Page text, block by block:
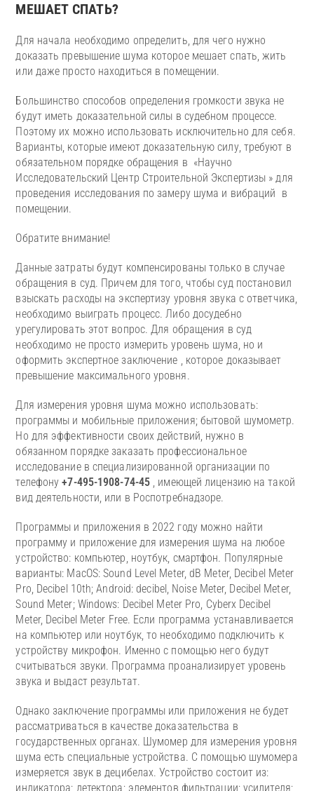
МЕШАЕТ СПАТЬ?
Для начала необходимо определить, для чего нужно
доказать превышение шума которое мешает спать, жить
или даже просто находиться в помещении.
Большинство способов определения громкости звука не
будут иметь доказательной силы в судебном процессе.
Поэтому их можно использовать исключительно для себя.
Варианты, которые имеют доказательную силу, требуют в
обязательном порядке обращения в «Научно
Исследовательский Центр Строительной Экспертизы » для
проведения исследования по замеру шума и вибраций в
помещении.
Обратите внимание!
Данные затраты будут компенсированы только в случае
обращения в суд. Причем для того, чтобы суд постановил
взыскать расходы на экспертизу уровня звука с ответчика,
необходимо выиграть процесс. Либо досудебно
урегулировать этот вопрос. Для обращения в суд
необходимо не просто измерить уровень шума, но и
оформить экспертное заключение , которое доказывает
превышение максимального уровня.
Для измерения уровня шума можно использовать:
программы и мобильные приложения; бытовой шумометр.
Но для эффективности своих действий, нужно в
обязанном порядке заказать профессиональное
исследование в специализированной организации по
телефону+7-495-1908-74-45 , имеющей лицензию на такой
вид деятельности, или в Роспотребнадзоре.
Программы и приложения в 2022 году можно найти
программу и приложение для измерения шума на любое
устройство: компьютер, ноутбук, смартфон. Популярные
варианты: MacOS: Sound Level Meter, dB Meter, Decibel Meter
Pro, Decibel 10th; Android: decibel, Noise Meter, Decibel Meter,
Sound Meter; Windows: Decibel Meter Pro, Cyberx Decibel
Meter, Decibel Meter Free. Если программа устанавливается
на компьютер или ноутбук, то необходимо подключить к
устройству микрофон. Именно с помощью него будут
считываться звуки. Программа проанализирует уровень
звука и выдаст результат.
Однако заключение программы или приложения не будет
рассматриваться в качестве доказательства в
государственных органах. Шумомер для измерения уровня
шума есть специальные устройства. С помощью шумомера
измеряется звук в децибелах. Устройство состоит из:
индикатора; детектора; элементов фильтрации; усилителя;